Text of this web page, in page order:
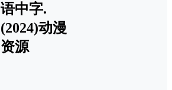
语中字.
(2024)动漫
资源